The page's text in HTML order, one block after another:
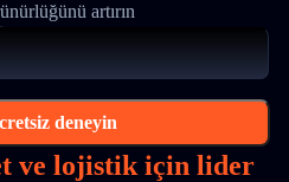
artırın
deneyin
ve lojistik için lider